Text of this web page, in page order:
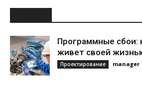
Программные сбои:
живет своей
Проектирование manager